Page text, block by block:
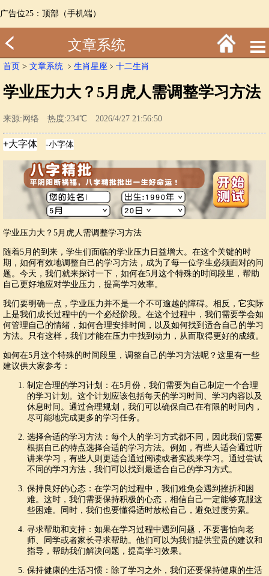
广告位25：顶部（手机端）
文章系统
首页 > 文章系统 ﹥ 生肖星座 ﹥ 十二生肖
学业压力大？5月虎人需调整学习方法
来源:网络 热度:234℃ 2026/4/27 21:56:50
学业压力大？5月虎人需调整学习方法
随着5月的到来，学生们面临的学业压力日益增大。在这个关键的时
期，如何有效地调整自己的学习方法，成为了每一位学生必须面对的问
题。今天，我们就来探讨一下，如何在5月这个特殊的时间段里，帮助
自己更好地应对学业压力，提高学习效率。
我们要明确一点，学业压力并不是一个不可逾越的障碍。相反，它实际
上是我们成长过程中的一个必经阶段。在这个过程中，我们需要学会如
何管理自己的情绪，如何合理安排时间，以及如何找到适合自己的学习
方法。只有这样，我们才能在压力中找到动力，从而取得更好的成绩。
如何在5月这个特殊的时间段里，调整自己的学习方法呢？这里有一些
建议供大家参考：
制定合理的学习计划：在5月份，我们需要为自己制定一个合理
的学习计划。这个计划应该包括每天的学习时间、学习内容以及
休息时间。通过合理规划，我们可以确保自己在有限的时间内，
尽可能地完成更多的学习任务。
选择合适的学习方法：每个人的学习方式都不同，因此我们需要
根据自己的特点选择合适的学习方法。例如，有些人适合通过听
讲来学习，有些人则更适合通过阅读或者实践来学习。通过尝试
不同的学习方法，我们可以找到最适合自己的学习方式。
保持良好的心态：在学习的过程中，我们难免会遇到挫折和困
难。这时，我们需要保持积极的心态，相信自己一定能够克服这
些困难。同时，我们也要懂得适时放松自己，避免过度劳累。
寻求帮助和支持：如果在学习过程中遇到问题，不要害怕向老
师、同学或者家长寻求帮助。他们可以为我们提供宝贵的建议和
指导，帮助我们解决问题，提高学习效果。
保持健康的生活习惯：除了学习之外，我们还要保持健康的生活